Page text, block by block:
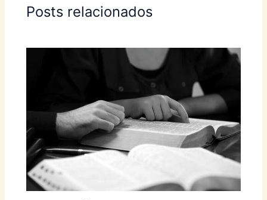
Posts relacionados